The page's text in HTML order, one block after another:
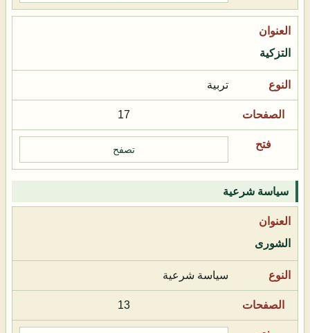
التزكية
تربية
17
تصفح
سياسة شرعية
الشورى
سياسة شرعية
13